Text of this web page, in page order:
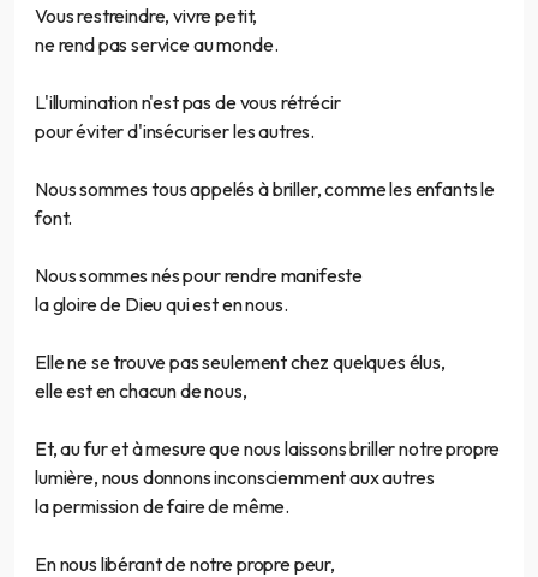
Vous restreindre, vivre petit,
ne rend pas service au monde.
L'illumination n'est pas de vous rétrécir
pour éviter d'insécuriser les autres.
Nous sommes tous appelés à briller, comme les enfants le
font.
Nous sommes nés pour rendre manifeste
la gloire de Dieu qui est en nous.
Elle ne se trouve pas seulement chez quelques élus,
elle est en chacun de nous,
Et, au fur et à mesure que nous laissons briller notre propre
lumière, nous donnons inconsciemment aux autres
la permission de faire de même.
En nous libérant de notre propre peur,